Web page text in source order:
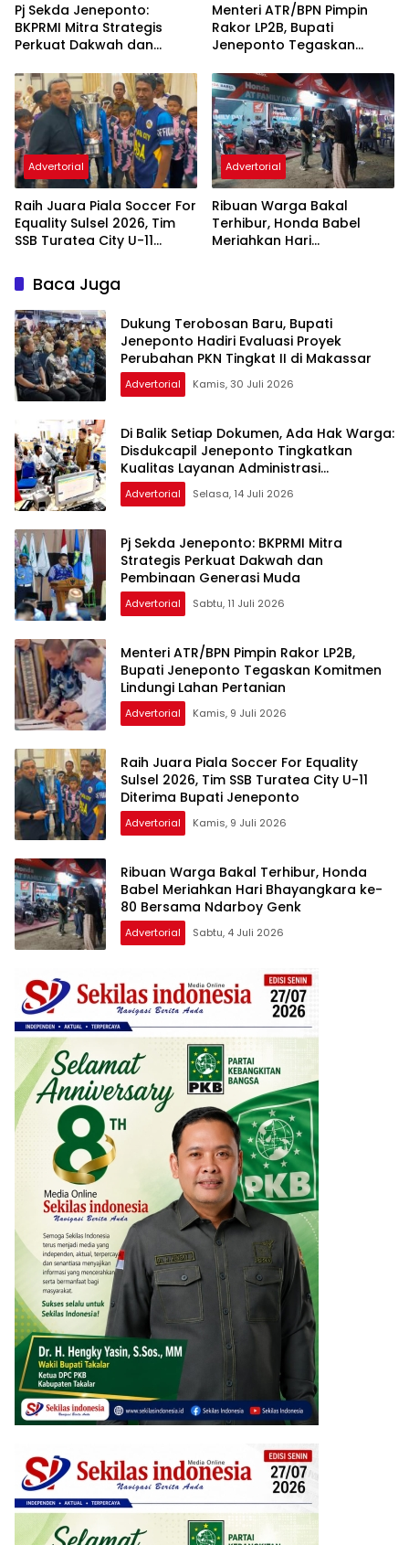
Pj Sekda Jeneponto:
BKPRMI Mitra Strategis
Perkuat Dakwah dan
Menteri ATR/BPN Pimpin
Rakor LP2B, Bupati
Jeneponto Tegaskan
Pertanian
Advertorial
Raih Juara Piala Soccer For
Equality Sulsel 2026, Tim
SSB Turatea City U-11
Advertorial
Ribuan Warga Bakal
Terhibur, Honda Babel
Meriahkan Hari
Baca Juga
Dukung Terobosan Baru, Bupati
Jeneponto Hadiri Evaluasi Proyek
Perubahan PKN Tingkat II di Makassar
Advertorial Kamis, 30 Juli 2026
Di Balik Setiap Dokumen, Ada Hak Warga:
Disdukcapil Jeneponto Tingkatkan
Kualitas Layanan Administrasi
Kependudukan
Advertorial Selasa, 14 Juli 2026
Pj Sekda Jeneponto: BKPRMI Mitra
Strategis Perkuat Dakwah dan
Pembinaan Generasi Muda
Advertorial Sabtu, 11 Juli 2026
Menteri ATR/BPN Pimpin Rakor LP2B,
Bupati Jeneponto Tegaskan Komitmen
Lindungi Lahan Pertanian
Advertorial Kamis, 9 Juli 2026
Raih Juara Piala Soccer For Equality
Sulsel 2026, Tim SSB Turatea City U-11
Diterima Bupati Jeneponto
Advertorial Kamis, 9 Juli 2026
Ribuan Warga Bakal Terhibur, Honda
Babel Meriahkan Hari Bhayangkara ke-
80 Bersama Ndarboy Genk
Advertorial Sabtu, 4 Juli 2026